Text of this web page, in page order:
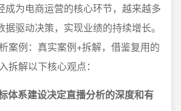
成为电商运营的核心环节，越来越多
驱动决策，实现业绩的持续增长。
案例：真实案例+拆解，借鉴复用的
拆解以下核心观点：
体系建设决定直播分析的深度和有